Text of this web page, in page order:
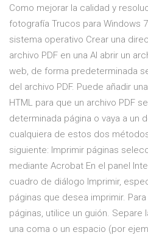
Como mejorar la calidad y
fotografía Trucos para Windows
sistema operativo Crear una
archivo PDF en una Al abrir un
web, de forma predeterminada
del archivo PDF. Puede añadir
HTML para que un archivo PDF
determinada página o vaya a un
cualquiera de estos dos
siguiente: Imprimir páginas
mediante Acrobat En el panel
cuadro de diálogo Imprimir,
páginas que desea imprimir.
páginas, utilice un guión. Separe
una coma o un espacio (por